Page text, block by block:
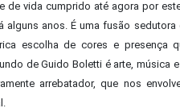
de vida cumprido até agora por
alguns anos. É uma fusão sedutora
escolha de cores e presença
de Guido Boletti é arte, música
arrebatador, que nos